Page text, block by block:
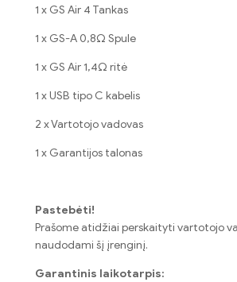
1 x GS Air 4 Tankas
1 x GS-A 0,8Ω Spule
1 x GS Air 1,4Ω ritė
1 x USB tipo C kabelis
2 x Vartotojo vadovas
1 x Garantijos talonas
Pastebėti!
Prašome atidžiai perskaityti vartotojo
naudodami šį įrenginį.
Garantinis laikotarpis: